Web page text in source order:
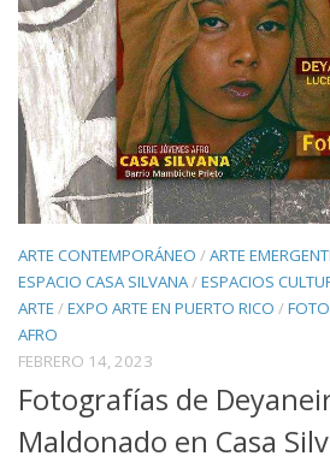
ARTE CONTEMPORÁNEO /ARTE
ESPACIO CASA SILVANA/ESPACIOS
ARTE /EXPO ARTE EN PUERTO RICO /
AFRO
FEBRERO 14, 2023
Fotografías de
Maldonado en Casa